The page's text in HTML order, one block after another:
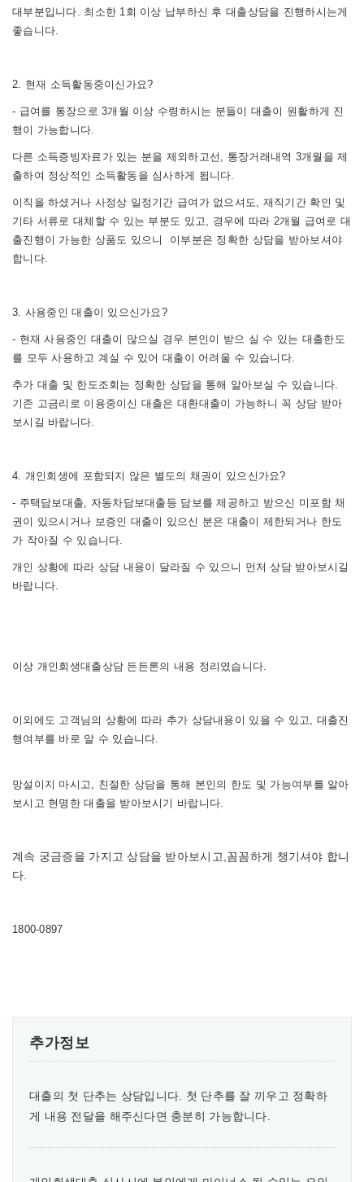
대부분입니다. 최소한 1회 이상 납부하신 후 대출상담을 진행하시는게
좋습니다.
2. 현재 소득활동중이신가요?
- 급여를 통장으로 3개월 이상 수령하시는 분들이 대출이 원활하게 진
행이 가능합니다.
다른 소득증빙자료가 있는 분을 제외하고선, 통장거래내역 3개월을 제
출하여 정상적인 소득활동을 심사하게 됩니다.
이직을 하셨거나 사정상 일정기간 급여가 없으셔도, 재직기간 확인 및
기타 서류로 대체할 수 있는 부분도 있고, 경우에 따라 2개월 급여로 대
출진행이 가능한 상품도 있으니 이부분은 정확한 상담을 받아보셔야
합니다.
3. 사용중인 대출이 있으신가요?
- 현재 사용중인 대출이 많으실 경우 본인이 받으 실 수 있는 대출한도
를 모두 사용하고 계실 수 있어 대출이 어려울 수 있습니다.
추가 대출 및 한도조회는 정확한 상담을 통해 알아보실 수 있습니다.
기존 고금리로 이용중이신 대출은 대환대출이 가능하니 꼭 상담 받아
보시길 바랍니다.
4. 개인회생에 포함되지 않은 별도의 채권이 있으신가요?
- 주택담보대출, 자동차담보대출등 담보를 제공하고 받으신 미포함 채
권이 있으시거나 보증인 대출이 있으신 분은 대출이 제한되거나 한도
가 작아질 수 있습니다.
개인 상황에 따라 상담 내용이 달라질 수 있으니 먼저 상담 받아보시길
바랍니다.
이상 개인회생대출상담 든든론의 내용 정리였습니다.
이외에도 고객님의 상황에 따라 추가 상담내용이 있을 수 있고, 대출진
행여부를 바로 알 수 있습니다.
망설이지 마시고, 친절한 상담을 통해 본인의 한도 및 가능여부를 알아
보시고 현명한 대출을 받아보시기 바랍니다.
계속 궁금증을 가지고 상담을 받아보시고,꼼꼼하게 챙기셔야 합니
다.
1800-0897
추가정보
대출의 첫 단추는 상담입니다. 첫 단추를 잘 끼우고 정확하
게 내용 전달을 해주신다면 충분히 가능합니다.